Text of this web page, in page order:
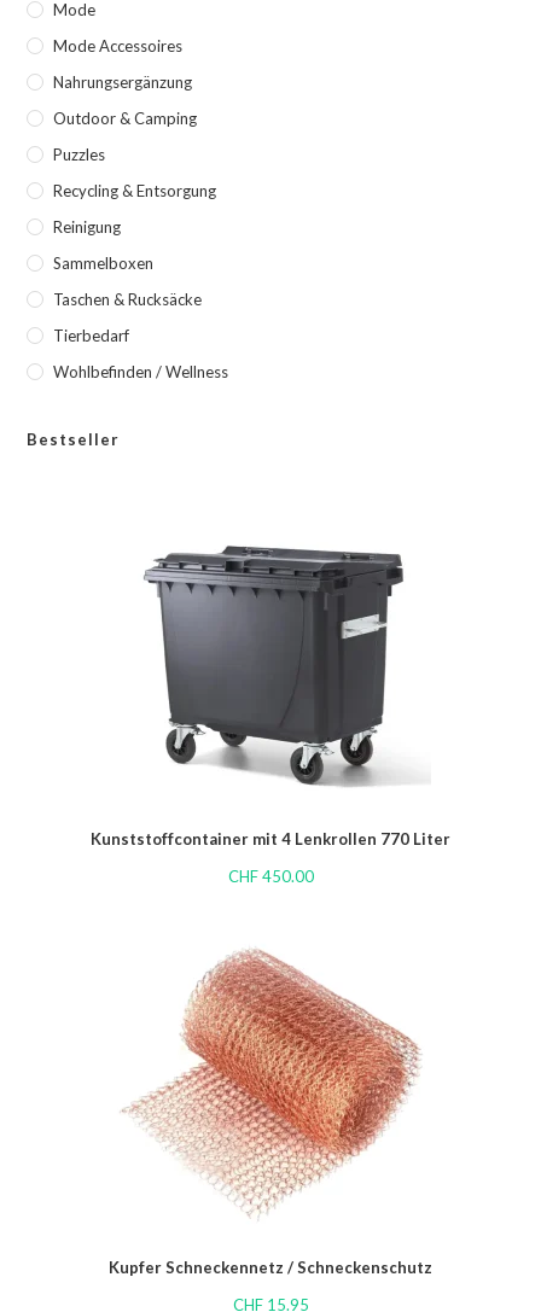
Mode
Mode Accessoires
Nahrungsergänzung
Outdoor & Camping
Puzzles
Recycling & Entsorgung
Reinigung
Sammelboxen
Taschen & Rucksäcke
Tierbedarf
Wohlbefinden / Wellness
Bestseller
Kunststoffcontainer mit 4 Lenkrollen 770 Liter
CHF450.00
Kupfer Schneckennetz / Schneckenschutz
CHF15.95